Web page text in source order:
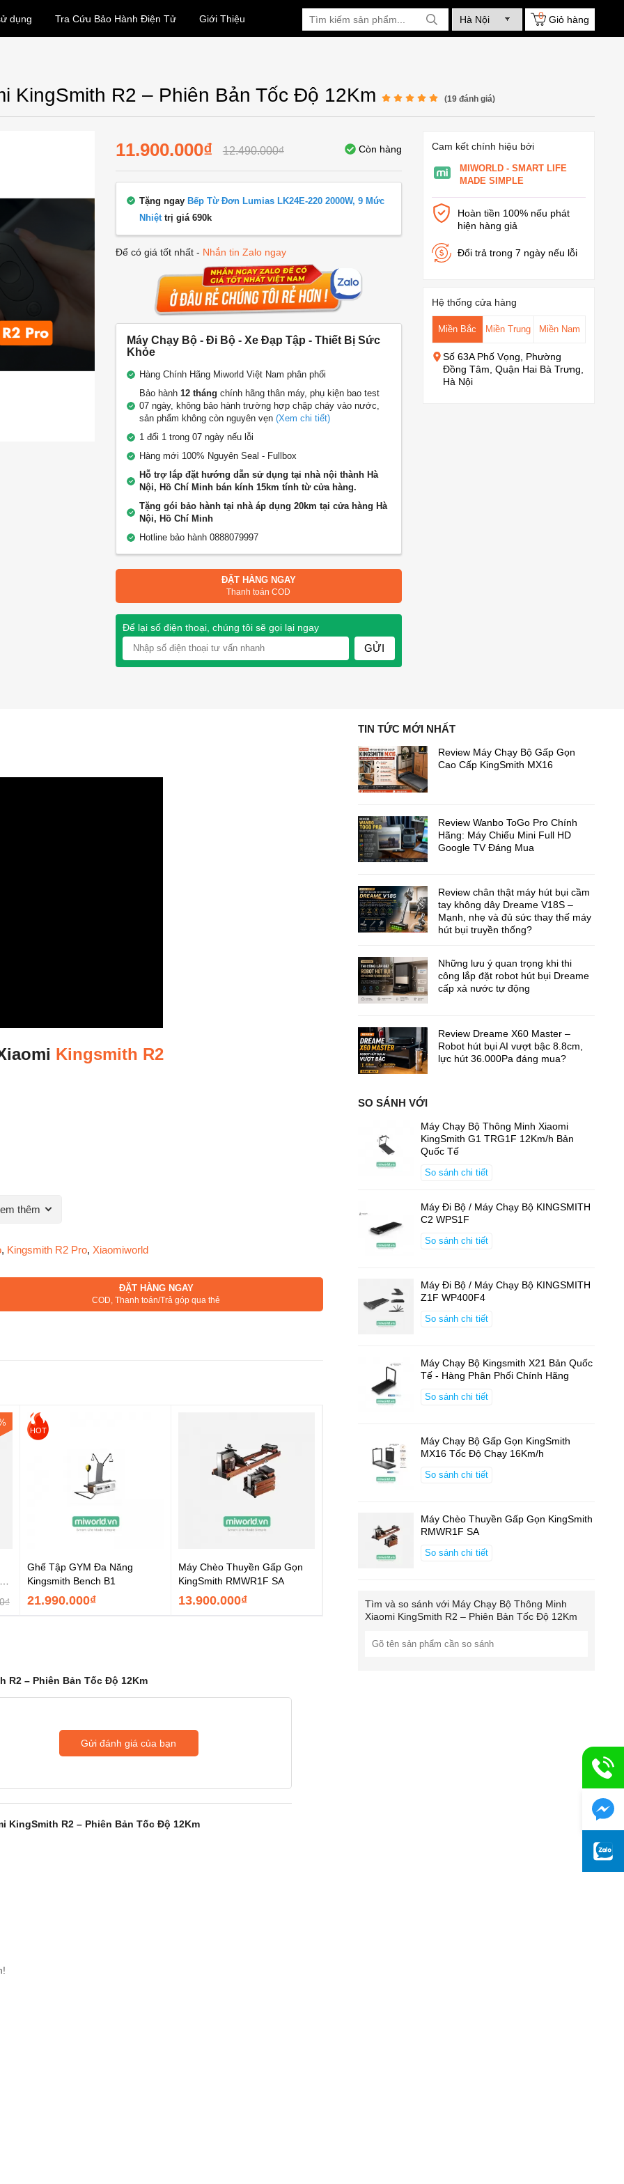
dụng Tra Cứu Bảo Hành Điện Tử Giới Thiệu Giỏ hàng
0
KingSmith R2 – Phiên Bản Tốc Độ 12Km (19 đánh giá)
11.900.000₫ 12.490.000₫ Còn hàng
Tặng ngay Bếp Từ Đơn Lumias LK24E-220 2000W, 9 Mức
Nhiệttrị giá 690k
Để có giá tốt nhất - Nhắn tin Zalo ngay
Máy Chạy Bộ - Đi Bộ - Xe Đạp Tập - Thiết Bị Sức
Khỏe
Hàng Chính Hãng Miworld Việt Nam phân phối
Bảo hành 12 tháng chính hãng thân máy, phụ kiện bao test
07 ngày, không bảo hành trường hợp chập cháy vào nước,
sản phẩm không còn nguyên vẹn (Xem chi tiết)
1 đổi 1 trong 07 ngày nếu lỗi
Hàng mới 100% Nguyên Seal - Fullbox
Hỗ trợ lắp đặt hướng dẫn sử dụng tại nhà nội thành Hà
Nội, Hồ Chí Minh bán kính 15km tính từ cửa hàng.
Tặng gói bảo hành tại nhà áp dụng 20km tại cửa hàng Hà
Nội, Hồ Chí Minh
Hotline bảo hành 0888079997
ĐẶT HÀNG NGAY
Thanh toán COD
Để lại số điện thoại, chúng tôi sẽ gọi lại ngay
GỬI
Cam kết chính hiệu bởi
MIWORLD - SMART LIFE
MADE SIMPLE
Hoàn tiền 100% nếu phát
hiện hàng giả
Đổi trả trong 7 ngày nếu lỗi
Hệ thống cửa hàng
Miền Bắc Miền Trung Miền Nam
Số 63A Phố Vọng, Phường
Đồng Tâm, Quận Hai Bà Trưng,
Hà Nội
Kingsmith R2
thêm
, Kingsmith R2 Pro, Xiaomiworld
ĐẶT HÀNG NGAY
COD, Thanh toán/Trả góp qua thẻ
HOT
Ghế Tập GYM Đa Năng
Kingsmith Bench B1
21.990.000₫
Máy Chèo Thuyền Gấp Gọn
KingSmith RMWR1F SA
13.900.000₫
R2 – Phiên Bản Tốc Độ 12Km
Gửi đánh giá của bạn
KingSmith R2 – Phiên Bản Tốc Độ 12Km
TIN TỨC MỚI NHẤT
Review Máy Chạy Bộ Gấp Gọn
Cao Cấp KingSmith MX16
Review Wanbo ToGo Pro Chính
Hãng: Máy Chiếu Mini Full HD
Google TV Đáng Mua
Review chân thật máy hút bụi cầm
tay không dây Dreame V18S –
Mạnh, nhẹ và đủ sức thay thế máy
hút bụi truyền thống?
Những lưu ý quan trọng khi thi
công lắp đặt robot hút bụi Dreame
cấp xả nước tự động
Review Dreame X60 Master –
Robot hút bụi AI vượt bậc 8.8cm,
lực hút 36.000Pa đáng mua?
SO SÁNH VỚI
Máy Chạy Bộ Thông Minh Xiaomi
KingSmith G1 TRG1F 12Km/h Bản
Quốc Tế
So sánh chi tiết
Máy Đi Bộ / Máy Chạy Bộ KINGSMITH
C2 WPS1F
So sánh chi tiết
Máy Đi Bộ / Máy Chạy Bộ KINGSMITH
Z1F WP400F4
So sánh chi tiết
Máy Chạy Bộ Kingsmith X21 Bản Quốc
Tế - Hàng Phân Phối Chính Hãng
So sánh chi tiết
Máy Chạy Bộ Gấp Gọn KingSmith
MX16 Tốc Độ Chạy 16Km/h
So sánh chi tiết
Máy Chèo Thuyền Gấp Gọn KingSmith
RMWR1F SA
So sánh chi tiết
Tìm và so sánh với Máy Chạy Bộ Thông Minh
Xiaomi KingSmith R2 – Phiên Bản Tốc Độ 12Km